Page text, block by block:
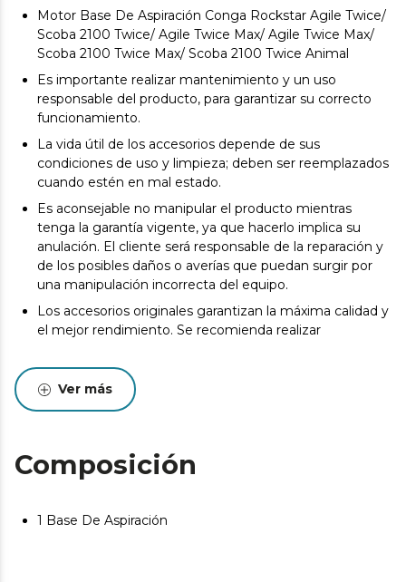
Motor Base De Aspiración Conga Rockstar Agile Twice/
Scoba 2100 Twice/ Agile Twice Max/ Agile Twice Max/
Scoba 2100 Twice Max/ Scoba 2100 Twice Animal
Es importante realizar mantenimiento y un uso
responsable del producto, para garantizar su correcto
funcionamiento.
La vida útil de los accesorios depende de sus
condiciones de uso y limpieza; deben ser reemplazados
cuando estén en mal estado.
Es aconsejable no manipular el producto mientras
tenga la garantía vigente, ya que hacerlo implica su
anulación. El cliente será responsable de la reparación y
de los posibles daños o averías que puedan surgir por
una manipulación incorrecta del equipo.
Los accesorios originales garantizan la máxima calidad y
el mejor rendimiento. Se recomienda realizar
Ver más
Composición
1 Base De Aspiración